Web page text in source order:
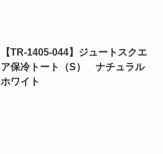
【TR-1405-044】ジュートスクエ
ア保冷トート（S） ナチュラル
ホワイト